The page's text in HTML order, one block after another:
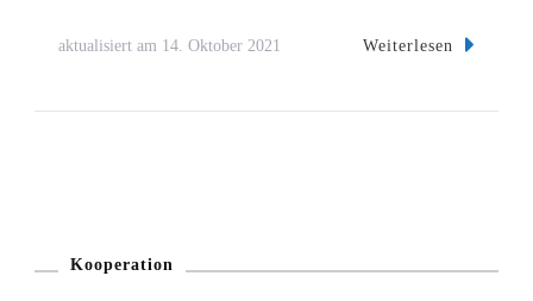
aktualisiert am 14. Oktober 2021 Weiterlesen
Kooperation